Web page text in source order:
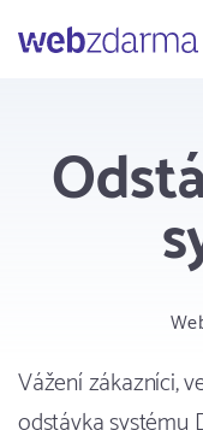
Vážení zákazníci,